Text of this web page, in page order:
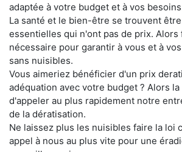
adaptée à votre budget et à vos
La santé et le bien-être se trouvent
essentielles qui n'ont pas de prix. Alors
nécessaire pour garantir à vous et à
sans nuisibles.
Vous aimeriez bénéficier d'un prix
adéquation avec votre budget ? Alors
d'appeler au plus rapidement notre
de la dératisation.
Ne laissez plus les nuisibles faire la loi
appel à nous au plus vite pour une